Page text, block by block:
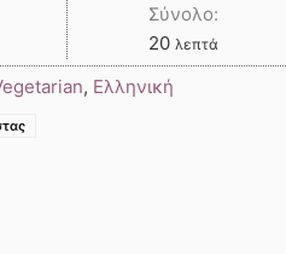
Σύνολο:
20 λεπτά
, Ελληνική